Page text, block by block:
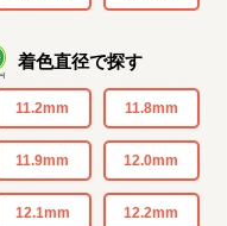
着色直径で探す
11.2mm 11.8mm
11.9mm 12.0mm
12.1mm 12.2mm